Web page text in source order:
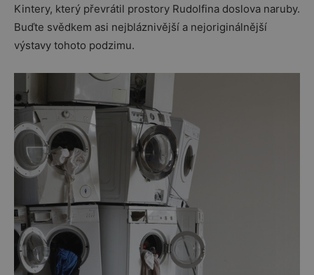
Kintery, který převrátil prostory Rudolfina doslova naruby.
Buďte svědkem asi nejbláznivější a nejoriginálnější
výstavy tohoto podzimu.